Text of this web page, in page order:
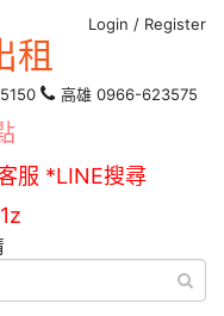
Login / Register
租
高雄 0966-623575
服 *LINE搜尋